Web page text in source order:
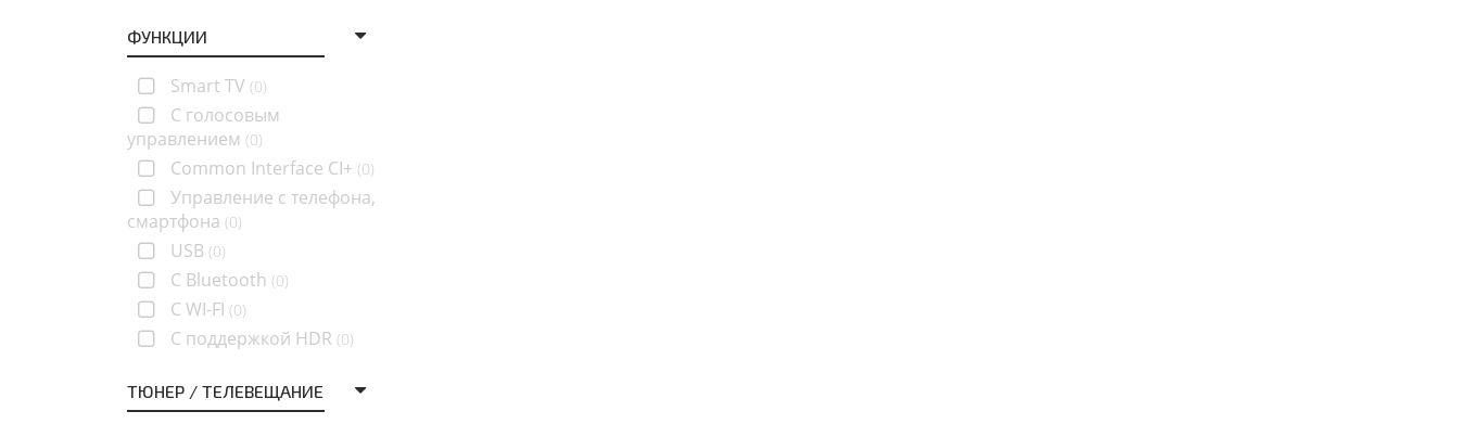
ФУНКЦИИ
Smart TV (0)
C голосовым
управлением (0)
Common Interface CI+ (0)
Управление с телефона,
смартфона (0)
USB (0)
С Bluetooth (0)
С WI-FI (0)
С поддержкой HDR (0)
ТЮНЕР / ТЕЛЕВЕЩАНИЕ